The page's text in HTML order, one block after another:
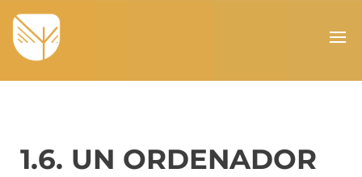
1.6. UN ORDENADOR